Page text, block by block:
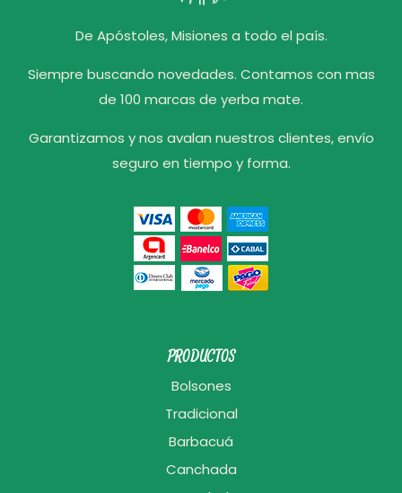
De Apóstoles, Misiones a todo el país.
Siempre buscando novedades. Contamos con mas
de 100 marcas de yerba mate.
Garantizamos y nos avalan nuestros clientes, envío
seguro en tiempo y forma.
PRODUCTOS
Bolsones
Tradicional
Barbacuá
Canchada